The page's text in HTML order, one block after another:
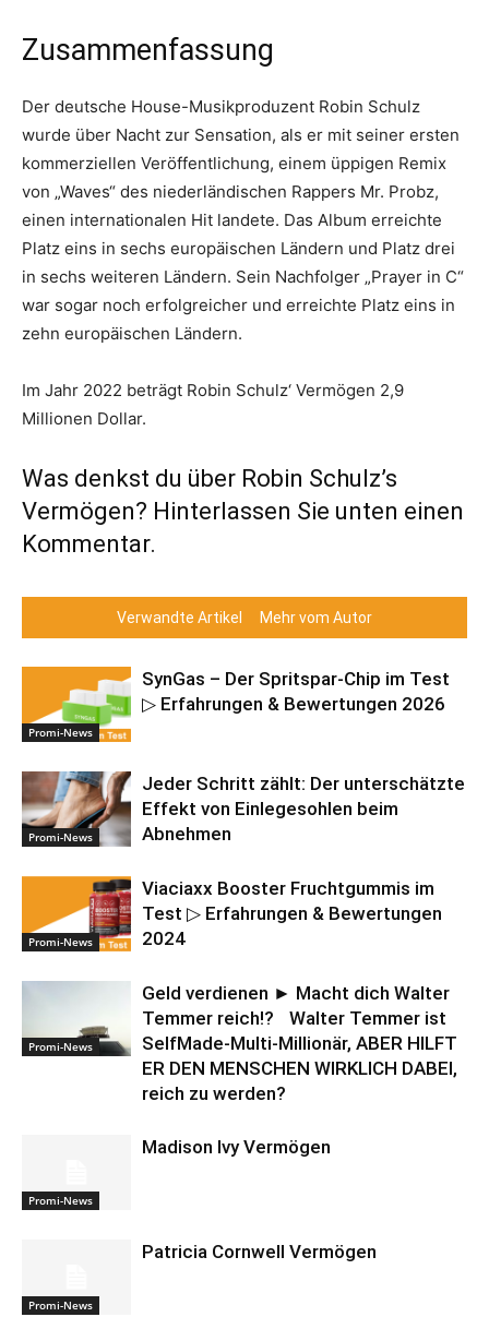
Zusammenfassung
Der deutsche House-Musikproduzent Robin Schulz
wurde über Nacht zur Sensation, als er mit seiner ersten
kommerziellen Veröffentlichung, einem üppigen Remix
von „Waves“ des niederländischen Rappers Mr. Probz,
einen internationalen Hit landete. Das Album erreichte
Platz eins in sechs europäischen Ländern und Platz drei
in sechs weiteren Ländern. Sein Nachfolger „Prayer in C“
war sogar noch erfolgreicher und erreichte Platz eins in
zehn europäischen Ländern.
Im Jahr 2022 beträgt Robin Schulz‘ Vermögen 2,9
Millionen Dollar.
Was denkst du über Robin Schulz’s
Vermögen? Hinterlassen Sie unten einen
Kommentar.
Verwandte Artikel Mehr vom Autor
Promi-News
SynGas – Der Spritspar-Chip im Test
▷ Erfahrungen & Bewertungen 2026
Promi-News
Jeder Schritt zählt: Der unterschätzte
Effekt von Einlegesohlen beim
Abnehmen
Promi-News
Viaciaxx Booster Fruchtgummis im
Test ▷ Erfahrungen & Bewertungen
2024
Promi-News
Geld verdienen ► Macht dich Walter
Temmer reich!? Walter Temmer ist
SelfMade-Multi-Millionär, ABER HILFT
ER DEN MENSCHEN WIRKLICH DABEI,
reich zu werden?
Promi-News
Madison Ivy Vermögen
Promi-News
Patricia Cornwell Vermögen